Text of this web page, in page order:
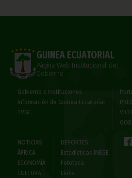
GUINEA ECUATORIAL
Página Web Institucional del
Gobierno
Gobierno e Instituciones
Información de Guinea Ecuatorial
TVGE
NOTICIAS
ÁFRICA
ECONOMÍA
CULTURA
DEPORTES
Estadísticas INEGE
Fototeca
Links